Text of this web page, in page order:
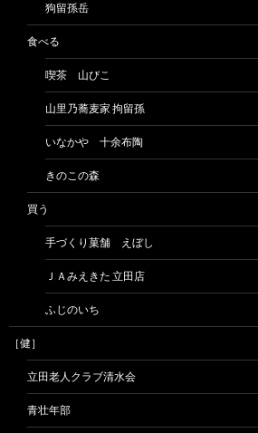
狗留孫岳
食べる
喫茶 山びこ
山里乃蕎麦家 拘留孫
いなかや 十余布陶
きのこの森
買う
手づくり菓舗 えぼし
ＪＡみえきた 立田店
ふじのいち
［健］
立田老人クラブ清水会
青壮年部